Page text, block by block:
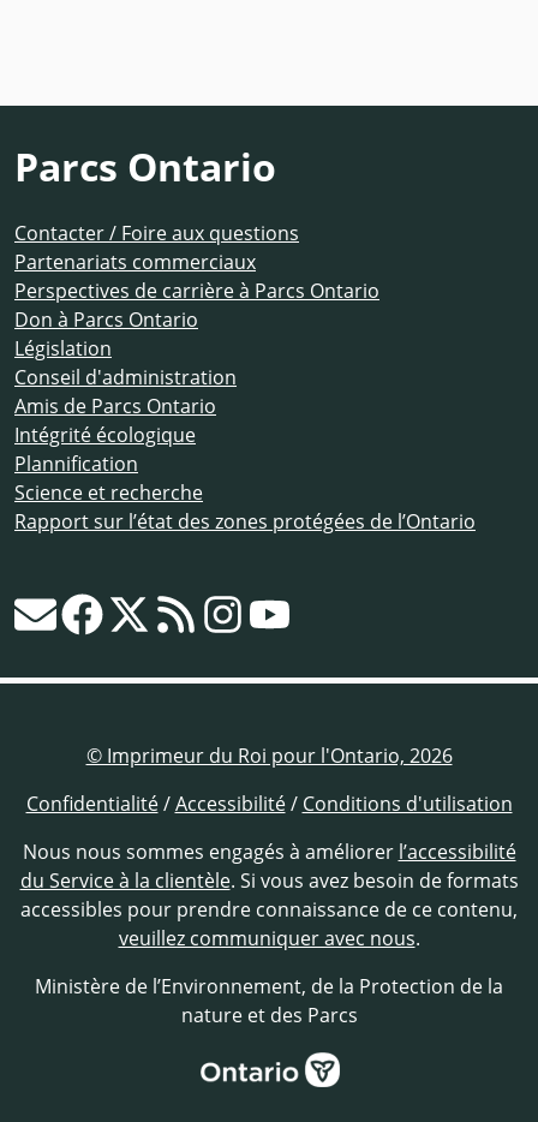
Parcs Ontario
Contacter / Foire aux questions
Partenariats commerciaux
Perspectives de carrière à Parcs Ontario
Don à Parcs Ontario
Législation
Conseil d'administration
Amis de Parcs Ontario
Intégrité écologique
Plannification
Science et recherche
Rapport sur l’état des zones protégées de l’Ontario
© Imprimeur du Roi pour l'Ontario, 2026
Confidentialité/Accessibilité/ Conditions d'utilisation
Nous nous sommes engagés à améliorer l’accessibilité
du Service à la clientèle. Si vous avez besoin de formats
accessibles pour prendre connaissance de ce contenu,
veuillez communiquer avec nous.
Ministère de l’Environnement, de la Protection de la
nature et des Parcs